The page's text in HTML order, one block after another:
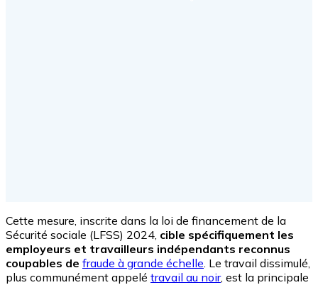
Cette mesure, inscrite dans la loi de financement de la
Sécurité sociale (LFSS) 2024, cible spécifiquement les
employeurs et travailleurs indépendants reconnus
coupables de fraude à grande échelle . Le travail dissimulé,
plus communément appelé travail au noir, est la principale